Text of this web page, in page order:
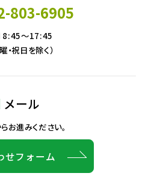
803-6905
8:45～17:45
・祝日を除く）
メール
お進みください。
せフォーム